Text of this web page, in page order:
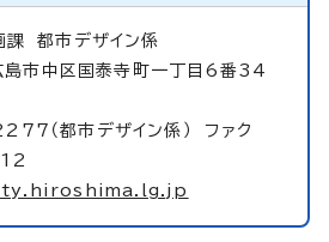
課都市デザイン係
中区国泰寺町一丁目6番34
（都市デザイン係） ファク